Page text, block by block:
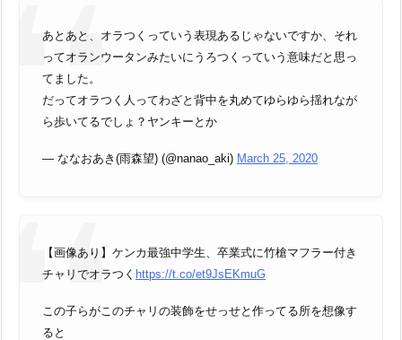
あとあと、オラつくっていう表現あるじゃないですか、それ
ってオランウータンみたいにうろつくっていう意味だと思っ
てました。
だってオラつく人ってわざと背中を丸めてゆらゆら揺れなが
ら歩いてるでしょ？ヤンキーとか
— ななおあき(雨森望) (@nanao_aki) March 25, 2020
【画像あり】ケンカ最強中学生、卒業式に竹槍マフラー付き
チャリでオラつく https://t.co/et9JsEKmuG
この子らがこのチャリの装飾をせっせと作ってる所を想像す
ると